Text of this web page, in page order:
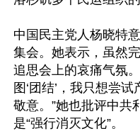
中国民主党人杨晓特
集会。她表示，虽然
追思会上的哀痛气氛
图‘团结’，我只想尝
敬意。”她也批评中共
是“强行消灭文化”。